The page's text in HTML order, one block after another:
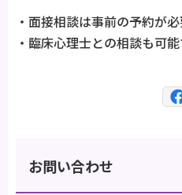
・面接相談は事前の予約が必
・臨床心理士との相談も可能
お問い合わせ